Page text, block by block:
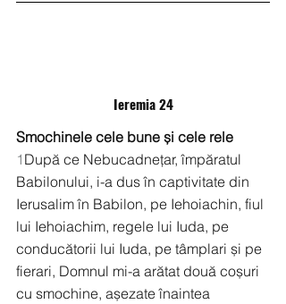
Ieremia 24
Smochinele cele bune și cele rele
1 După ce Nebucadnețar, împăratul
Babilonului, i-a dus în captivitate din
Ierusalim în Babilon, pe Iehoiachin, fiul
lui Iehoiachim, regele lui Iuda, pe
conducătorii lui Iuda, pe tâmplari și pe
fierari, Domnul mi-a arătat două coșuri
cu smochine, așezate înaintea